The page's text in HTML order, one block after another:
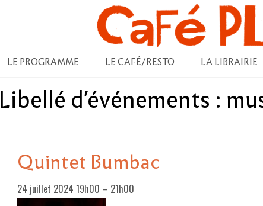
LE PROGRAMME LE CAFÉ/RESTO LA LIBRAIRIE
Libellé d'événements :
Quintet Bumbac
24 juillet 2024 19h00 – 21h00